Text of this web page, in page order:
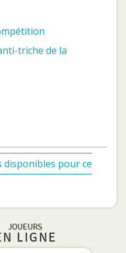
triche de la
disponibles pour ce
JOUEURS
LIGNE